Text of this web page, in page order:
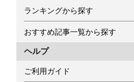
ランキングから探す
おすすめ記事一覧から探す
ヘルプ
ご利用ガイド